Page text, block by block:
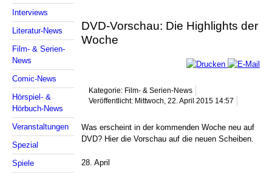
Interviews
Literatur-News
Film- & Serien-
News
Comic-News
Hörspiel- &
Hörbuch-News
Veranstaltungen
Spezial
Spiele
DVD-Vorschau: Die Highlights der
Woche
Kategorie: Film- & Serien-News
Veröffentlicht: Mittwoch, 22. April 2015 14:57
Was erscheint in der kommenden Woche neu auf
DVD? Hier die Vorschau auf die neuen Scheiben.
28. April